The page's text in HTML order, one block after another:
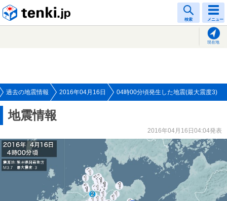
検索 メニュー
現在地
過去の地震情報 2016年04月16日 04時00分頃発生した地震(最大震度3)
地震情報
2016年04月16日04:04発表